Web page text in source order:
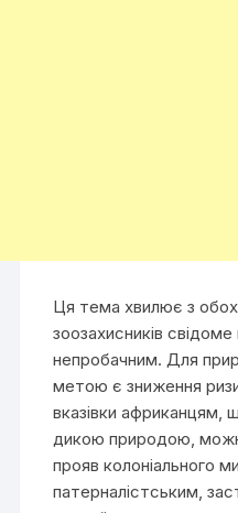
Ця тема хвилює з
зоозахисників
непробачним. Для
метою є зниження
вказівки африканцям,
дикою природою,
прояв колоніального
патерналістським,